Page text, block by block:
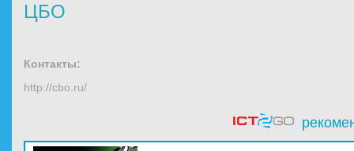
ЦБО
Контакты:
http://cbo.ru/